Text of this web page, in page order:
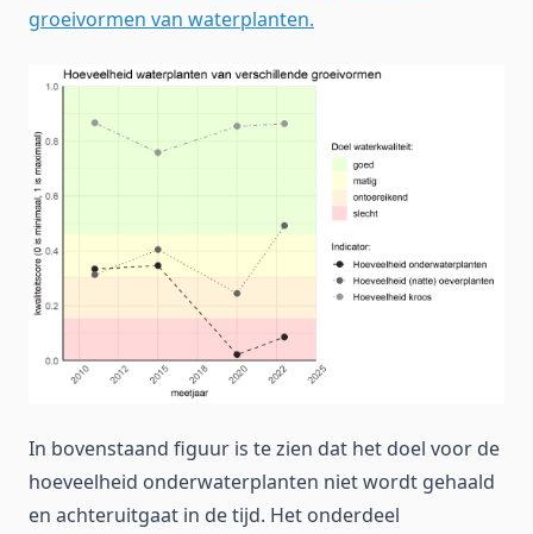
groeivormen van waterplanten.
In bovenstaand figuur is te zien dat het doel voor de
hoeveelheid onderwaterplanten niet wordt gehaald
en achteruitgaat in de tijd. Het onderdeel